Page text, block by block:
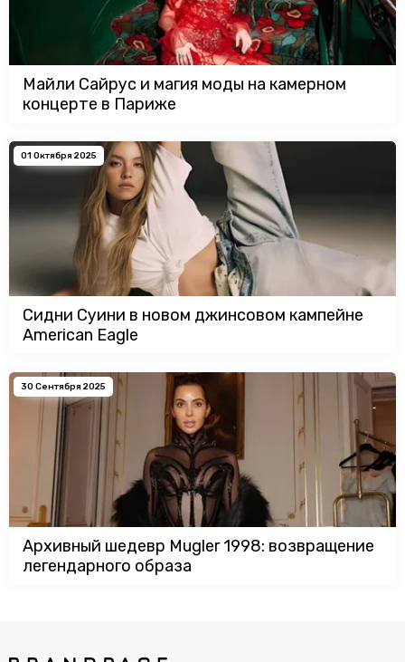
Майли Сайрус и магия моды на камерном
концерте в Париже
01 Октября 2025
Сидни Суини в новом джинсовом кампейне
American Eagle
30 Сентября 2025
Архивный шедевр Mugler 1998: возвращение
легендарного образа